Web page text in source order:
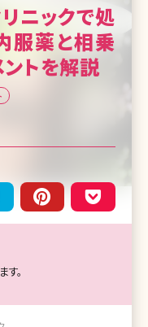
ニックで処
服薬と相乗
トを解説
。